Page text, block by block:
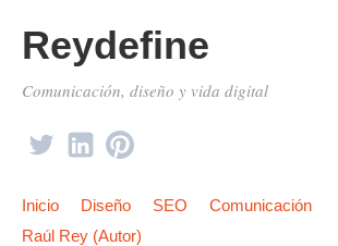
Reydefine
Comunicación, diseño y vida digital
Inicio Diseño SEO
Comunicación
Raúl Rey (Autor)